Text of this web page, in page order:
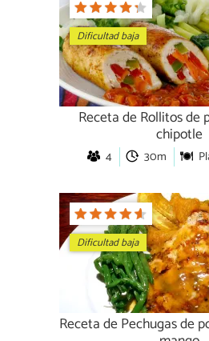
Dificultad baja
Receta de Rollitos de
chipotle
4 30m
Dificultad baja
Receta de Pechugas de